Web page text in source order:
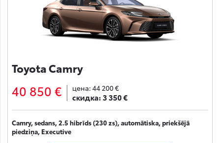
Toyota Camry
40 850 € цена: 44 200 €
скидка:3 350 €
Camry, sedans, 2.5 hibrīds (230 zs), automātiska, priekšējā
piedziņa, Executive